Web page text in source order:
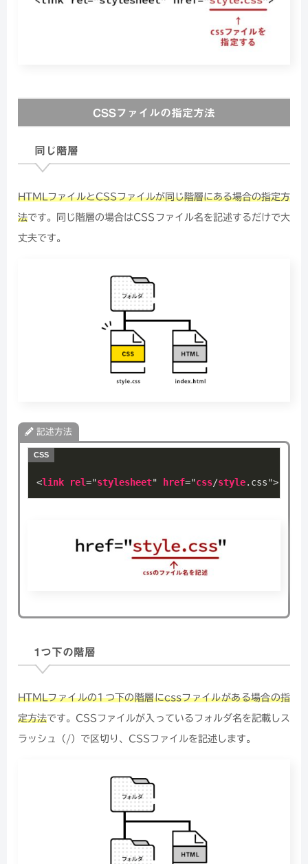
CSSファイルの指定方法
同じ階層
HTMLファイルとCSSファイルが同じ階層にある場合の指定方
法です。同じ階層の場合はCSSファイル名を記述するだけで大
丈夫です。
記述方法
<link rel="stylesheet" href="css/style.css">
1つ下の階層
HTMLファイルの1つ下の階層にcssファイルがある場合の指
定方法です。CSSファイルが入っているフォルダ名を記載しス
ラッシュ（/）で区切り、CSSファイルを記述します。